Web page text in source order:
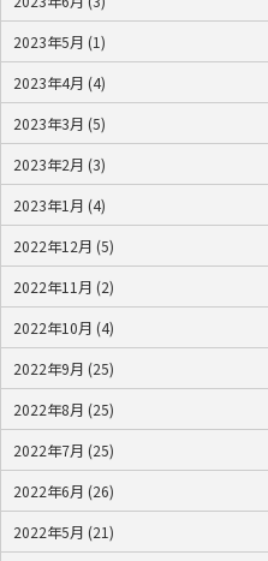
2023年5月 (1)
2023年4月 (4)
2023年3月 (5)
2023年2月 (3)
2023年1月 (4)
2022年12月 (5)
2022年11月 (2)
2022年10月 (4)
2022年9月 (25)
2022年8月 (25)
2022年7月 (25)
2022年6月 (26)
2022年5月 (21)